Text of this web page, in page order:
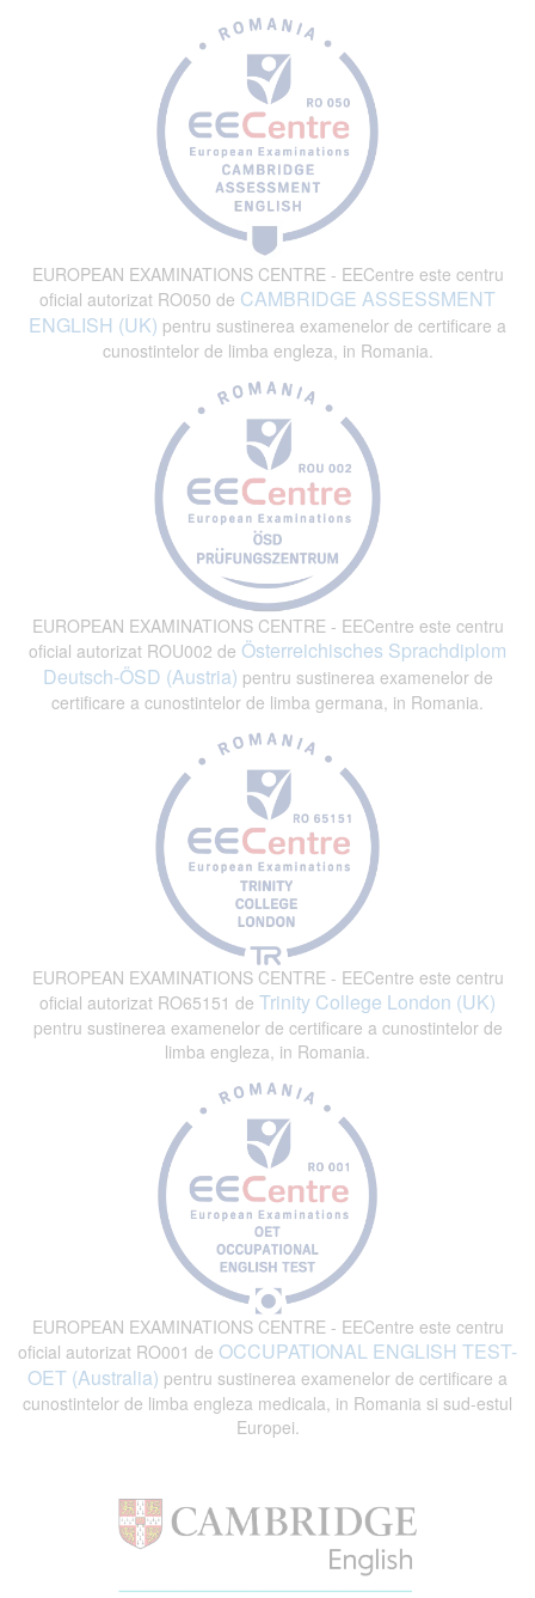
EUROPEAN EXAMINATIONS CENTRE - EECentre este centru
oficial autorizat RO050 de CAMBRIDGE ASSESSMENT
ENGLISH (UK) pentru sustinerea examenelor de certificare a
cunostintelor de limba engleza, in Romania.
EUROPEAN EXAMINATIONS CENTRE - EECentre este centru
oficial autorizat ROU002 de Österreichisches Sprachdiplom
Deutsch-ÖSD (Austria) pentru sustinerea examenelor de
certificare a cunostintelor de limba germana, in Romania.
EUROPEAN EXAMINATIONS CENTRE - EECentre este centru
oficial autorizat RO65151 de Trinity College London (UK)
pentru sustinerea examenelor de certificare a cunostintelor de
limba engleza, in Romania.
EUROPEAN EXAMINATIONS CENTRE - EECentre este centru
oficial autorizat RO001 de OCCUPATIONAL ENGLISH TEST-
OET (Australia) pentru sustinerea examenelor de certificare a
cunostintelor de limba engleza medicala, in Romania si sud-estul
Europei.